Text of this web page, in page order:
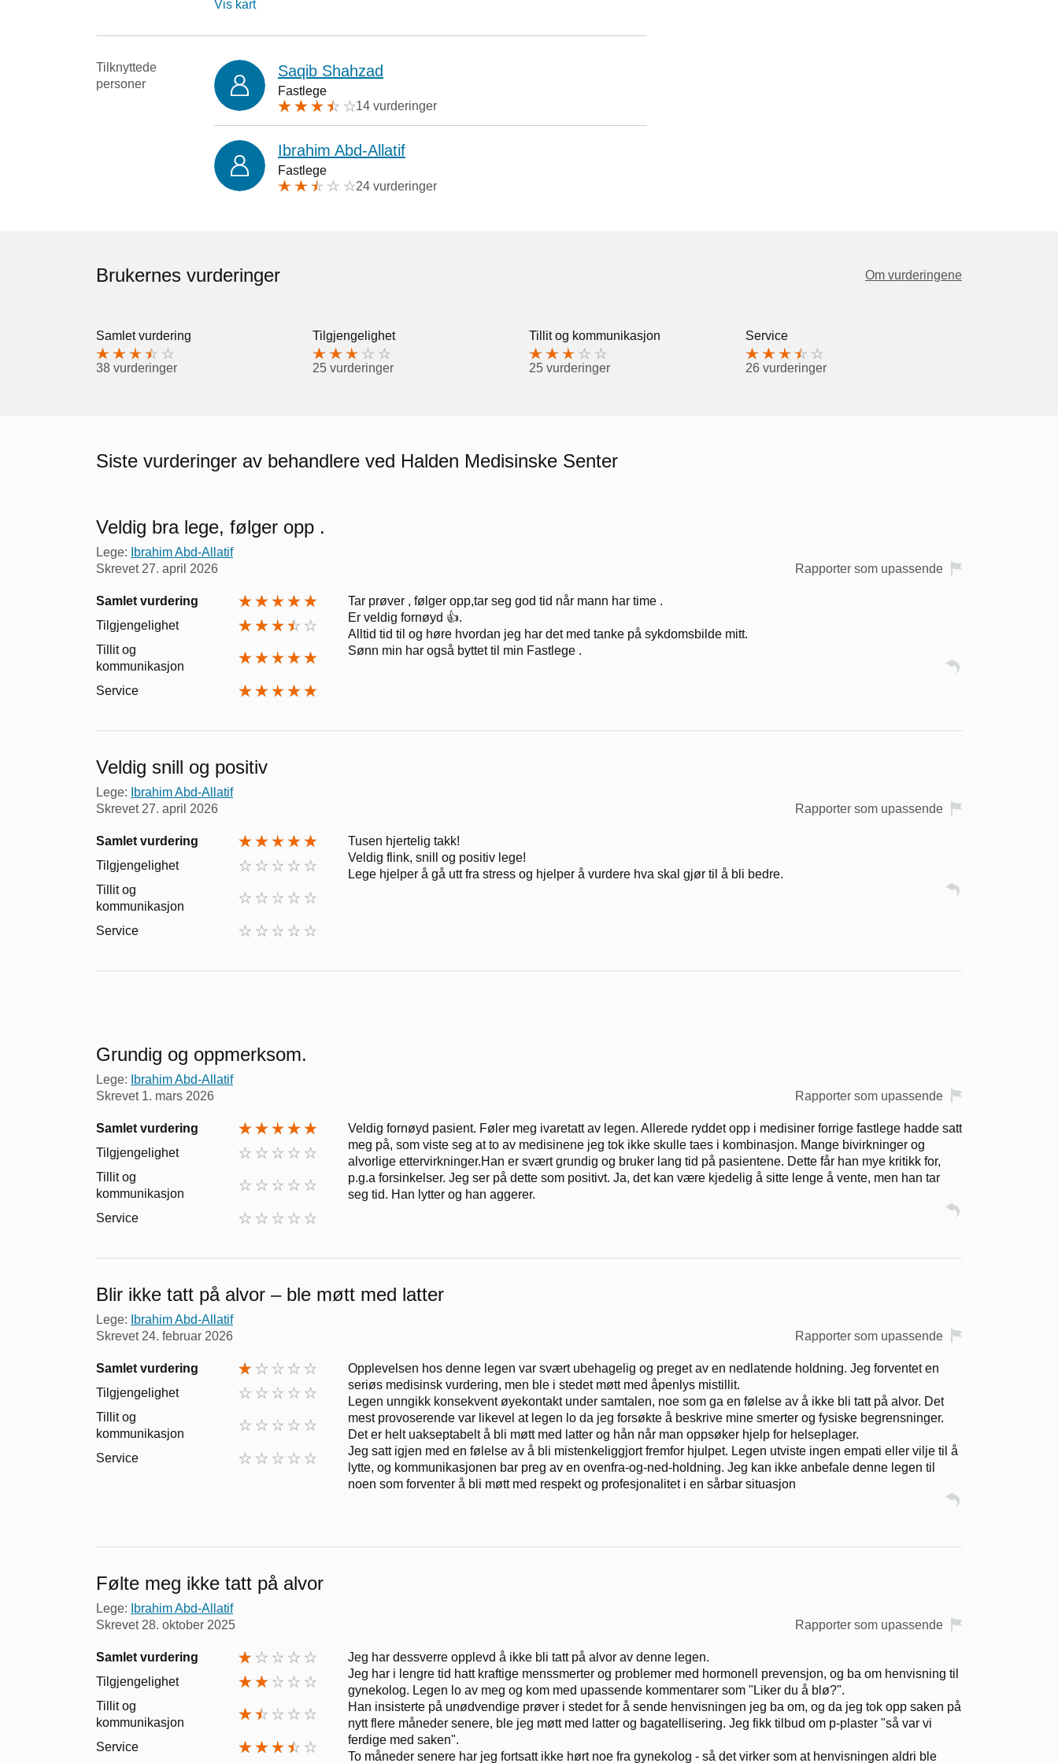
Vis kart
Tilknyttede
personer
Saqib Shahzad
Fastlege
14 vurderinger
Ibrahim Abd-Allatif
Fastlege
24 vurderinger
Brukernes vurderinger Om vurderingene
Samlet vurdering
38 vurderinger
Tilgjengelighet
25 vurderinger
Tillit og kommunikasjon
25 vurderinger
Service
26 vurderinger
Siste vurderinger av behandlere ved Halden Medisinske Senter
Veldig bra lege, følger opp .
Lege:
Ibrahim Abd-Allatif
Skrevet 27. april 2026 Rapporter som upassende
Samlet vurdering
Tilgjengelighet
Tillit og
kommunikasjon
Service
Tar prøver , følger opp,tar seg god tid når mann har time .
Er veldig fornøyd 👍.
Alltid tid til og høre hvordan jeg har det med tanke på sykdomsbilde mitt.
Sønn min har også byttet til min Fastlege .
Veldig snill og positiv
Lege:
Ibrahim Abd-Allatif
Skrevet 27. april 2026 Rapporter som upassende
Samlet vurdering
Tilgjengelighet
Tillit og
kommunikasjon
Service
Tusen hjertelig takk!
Veldig flink, snill og positiv lege!
Lege hjelper å gå utt fra stress og hjelper å vurdere hva skal gjør til å bli bedre.
Grundig og oppmerksom.
Lege:
Ibrahim Abd-Allatif
Skrevet 1. mars 2026 Rapporter som upassende
Samlet vurdering
Tilgjengelighet
Tillit og
kommunikasjon
Service
Veldig fornøyd pasient. Føler meg ivaretatt av legen. Allerede ryddet opp i medisiner forrige fastlege hadde satt
meg på, som viste seg at to av medisinene jeg tok ikke skulle taes i kombinasjon. Mange bivirkninger og
alvorlige ettervirkninger.Han er svært grundig og bruker lang tid på pasientene. Dette får han mye kritikk for,
p.g.a forsinkelser. Jeg ser på dette som positivt. Ja, det kan være kjedelig å sitte lenge å vente, men han tar
seg tid. Han lytter og han aggerer.
Blir ikke tatt på alvor – ble møtt med latter
Lege:
Ibrahim Abd-Allatif
Skrevet 24. februar 2026 Rapporter som upassende
Samlet vurdering
Tilgjengelighet
Tillit og
kommunikasjon
Service
Opplevelsen hos denne legen var svært ubehagelig og preget av en nedlatende holdning. Jeg forventet en
seriøs medisinsk vurdering, men ble i stedet møtt med åpenlys mistillit.
Legen unngikk konsekvent øyekontakt under samtalen, noe som ga en følelse av å ikke bli tatt på alvor. Det
mest provoserende var likevel at legen lo da jeg forsøkte å beskrive mine smerter og fysiske begrensninger.
Det er helt uakseptabelt å bli møtt med latter og hån når man oppsøker hjelp for helseplager.
Jeg satt igjen med en følelse av å bli mistenkeliggjort fremfor hjulpet. Legen utviste ingen empati eller vilje til å
lytte, og kommunikasjonen bar preg av en ovenfra-og-ned-holdning. Jeg kan ikke anbefale denne legen til
noen som forventer å bli møtt med respekt og profesjonalitet i en sårbar situasjon
Følte meg ikke tatt på alvor
Lege:
Ibrahim Abd-Allatif
Skrevet 28. oktober 2025 Rapporter som upassende
Samlet vurdering
Tilgjengelighet
Tillit og
kommunikasjon
Service
Jeg har dessverre opplevd å ikke bli tatt på alvor av denne legen.
Jeg har i lengre tid hatt kraftige menssmerter og problemer med hormonell prevensjon, og ba om henvisning til
gynekolog. Legen lo av meg og kom med upassende kommentarer som "Liker du å blø?".
Han insisterte på unødvendige prøver i stedet for å sende henvisningen jeg ba om, og da jeg tok opp saken på
nytt flere måneder senere, ble jeg møtt med latter og bagatellisering. Jeg fikk tilbud om p-plaster "så var vi
ferdige med saken".
To måneder senere har jeg fortsatt ikke hørt noe fra gynekolog - så det virker som at henvisningen aldri ble